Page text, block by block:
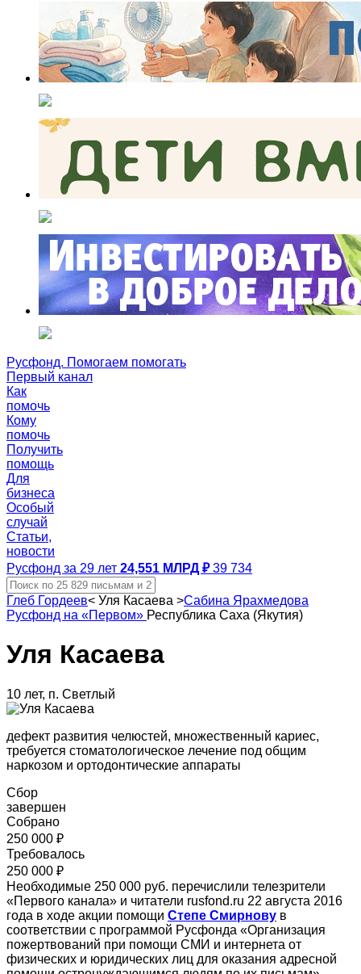
Русфонд. Помогаем помогать
Первый канал
Как
помочь
Кому
помочь
Получить
помощь
Для
бизнеса
Особый
случай
Статьи,
новости
Русфонд за 29 лет 24,551 МЛРД ₽ 39 734
Глеб Гордеев< Уля Касаева >Сабина Ярахмедова
Русфонд на «Первом» Республика Саха (Якутия)
Уля Касаева
10 лет, п. Светлый
дефект развития челюстей, множественный кариес,
требуется стоматологическое лечение под общим
наркозом и ортодонтические аппараты
Сбор
завершен
Собрано
250 000 ₽
Требовалось
250 000 ₽
Необходимые 250 000 руб. перечислили телезрители
«Первого канала» и читатели rusfond.ru 22 августа 2016
года в ходе акции помощи Степе Смирнову в
соответствии с программой Русфонда «Организация
пожертвований при помощи СМИ и интернета от
физических и юридических лиц для оказания адресной